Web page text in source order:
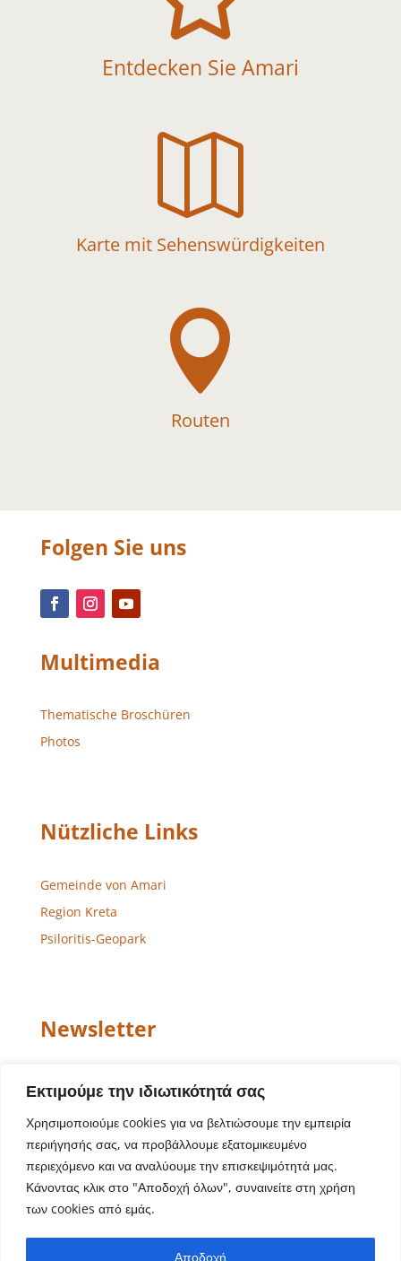
Εκτιμούμε την ιδιωτικότητά σας
Χρησιμοποιούμε cookies για να βελτιώσουμε την εμπειρία
περιήγησής σας, να προβάλλουμε εξατομικευμένο
περιεχόμενο και να αναλύουμε την επισκεψιμότητά μας.
Κάνοντας κλικ στο "Αποδοχή όλων", συναινείτε στη χρήση
των cookies από εμάς.
Αποδοχή
Entdecken Sie Amari

Karte mit Sehenswürdigkeiten

Routen
Folgen Sie uns
Multimedia
Thematische Broschüren
Photos
Nützliche Links
Gemeinde von Amari
Region Kreta
Psiloritis-Geopark
Newsletter